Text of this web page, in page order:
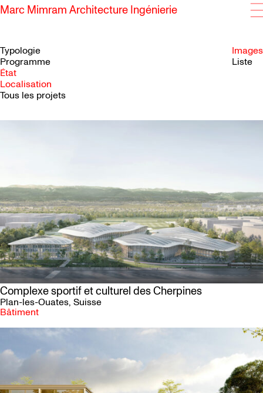
SKIP TO CONTENT
Marc Mimram Architecture Ingénierie
Typologie
Programme
État
Localisation
Tous les projets
Images
Liste
Complexe sportif et culturel des Cherpines
Plan-les-Ouates, Suisse
Bâtiment